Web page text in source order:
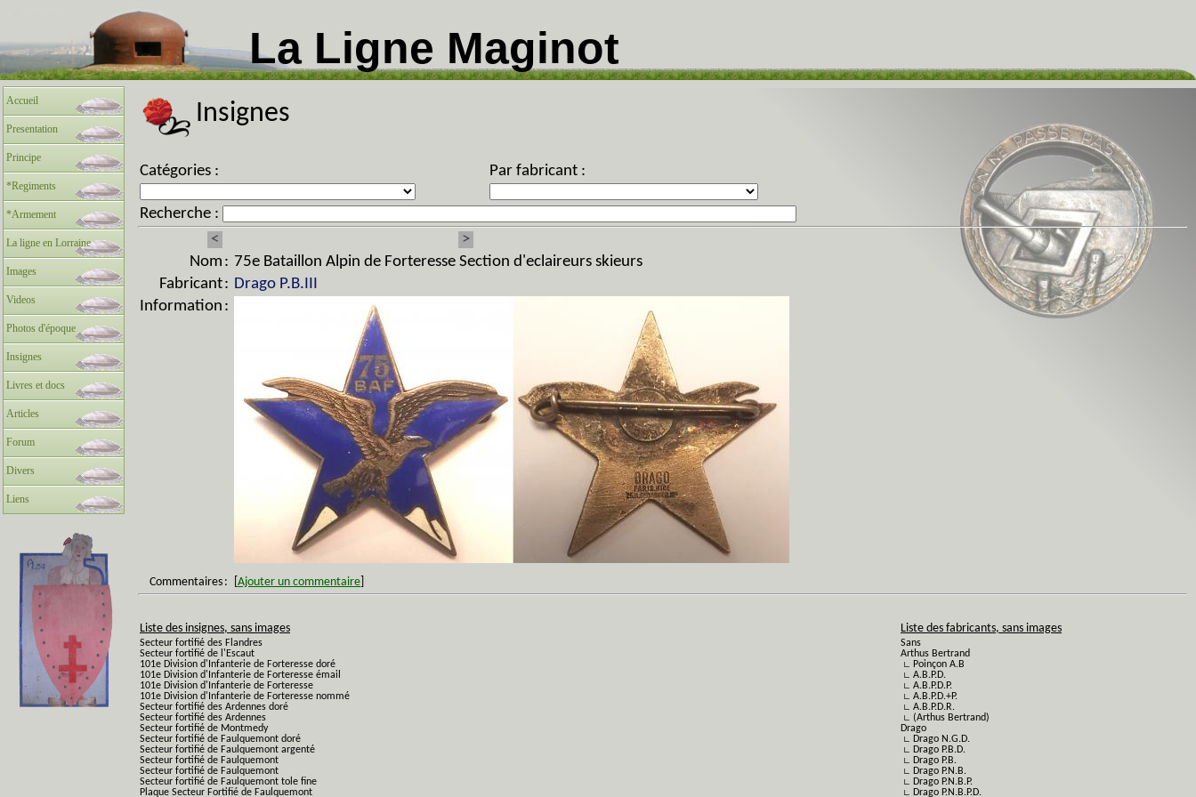
La Ligne Maginot
Accueil
Presentation
Principe
*Regiments
*Armement
La ligne en Lorraine
Images
Videos
Photos d'époque
Insignes
Livres et docs
Articles
Forum
Divers
Liens
Insignes
Catégories : Par fabricant :
Recherche :
<
>
Nom : 75e Bataillon Alpin de Forteresse Section d'eclaireurs skieurs
Fabricant: Drago P.B.III
Information :
Commentaires : Ajouter un commentaire
Liste des insignes, sans images
Secteur fortifié des Flandres
Secteur fortifié de l'Escaut
101e Division d'Infanterie de Forteresse doré
101e Division d'Infanterie de Forteresse émail
101e Division d'Infanterie de Forteresse
101e Division d'Infanterie de Forteresse nommé
Secteur fortifié des Ardennes doré
Secteur fortifié des Ardennes
Secteur fortifié de Montmedy
Secteur fortifié de Faulquemont doré
Secteur fortifié de Faulquemont argenté
Secteur fortifié de Faulquemont
Secteur fortifié de Faulquemont
Secteur fortifié de Faulquemont tole fine
Plaque Secteur Fortifié de Faulquemont
Liste des fabricants, sans images
Sans
Arthus Bertrand
∟ Poinçon A.B
∟ A.B.P.D.
∟ A.B.P.D.P.
∟ A.B.P.D.+P.
∟ A.B.P.D.R.
∟ (Arthus Bertrand)
Drago
∟ Drago N.G.D.
∟ Drago P.B.D.
∟ Drago P.B.
∟ Drago P.N.B.
∟ Drago P.N.B.P.
∟ Drago P.N.B.P.D.